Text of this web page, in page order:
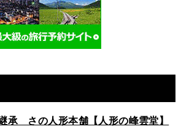
さの人形本舗【人形の峰雲堂】